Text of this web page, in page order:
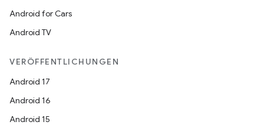
Android for Cars
Android TV
VERÖFFENTLICHUNGEN
Android 17
Android 16
Android 15